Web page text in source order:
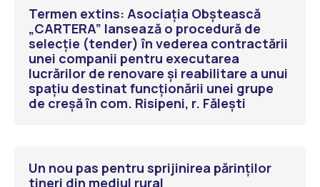
Termen extins: Asociația Obștească
„CARTERA” lansează o procedură de
selecție (tender) în vederea contractării
unei companii pentru executarea
lucrărilor de renovare și reabilitare a unui
spațiu destinat funcționării unei grupe
de creșă în com. Risipeni, r. Fălești
Un nou pas pentru sprijinirea părinților
tineri din mediul rural